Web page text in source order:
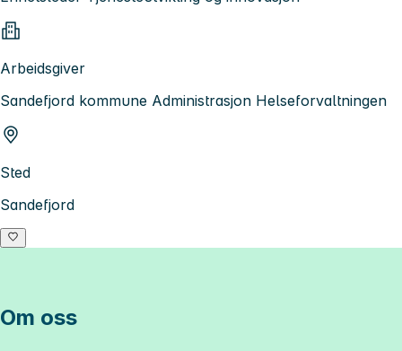
Arbeidsgiver
Sandefjord kommune Administrasjon Helseforvaltningen
Sted
Sandefjord
Om oss